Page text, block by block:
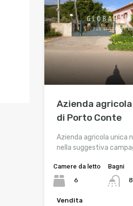
Azienda
di Porto Conte
Azienda agricola unica
nella suggestiva
Camere da letto
6
Bagni
8
Vendita